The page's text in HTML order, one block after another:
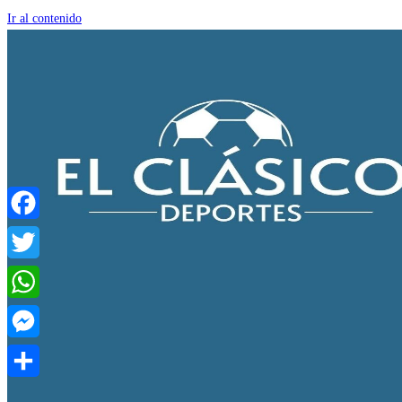
Ir al contenido
Facebook
Twitter
WhatsApp
Messenger